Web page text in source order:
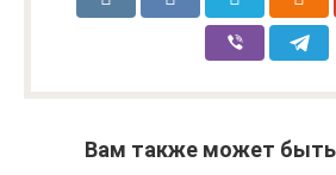
Вам также может быть